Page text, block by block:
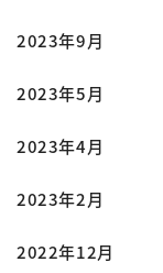
2023年9月
2023年5月
2023年4月
2023年2月
2022年12月